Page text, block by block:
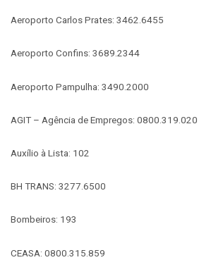
Aeroporto Carlos Prates: 3462.6455
Aeroporto Confins: 3689.2344
Aeroporto Pampulha: 3490.2000
AGIT – Agência de Empregos: 0800.319.020
Auxílio à Lista: 102
BH TRANS: 3277.6500
Bombeiros: 193
CEASA: 0800.315.859